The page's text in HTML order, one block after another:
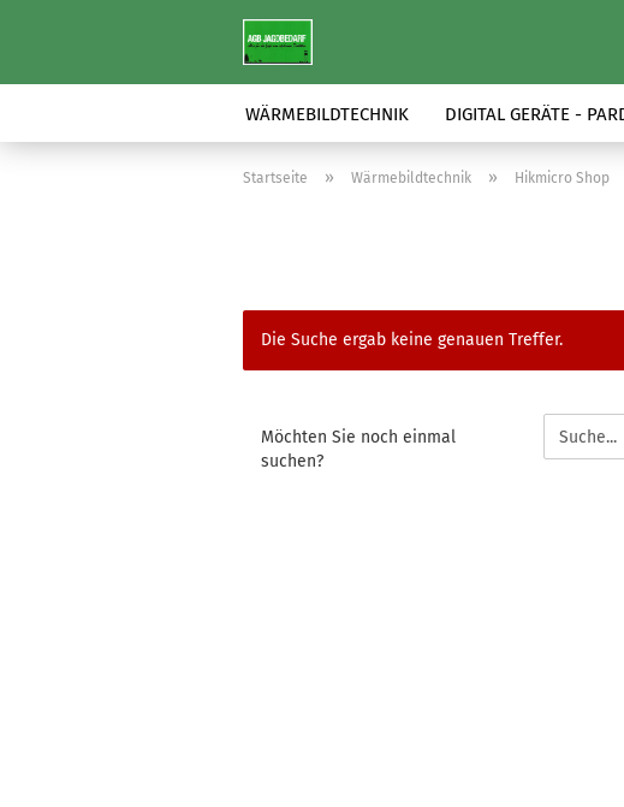
WÄRMEBILDTECHNIK DIGITAL GERÄTE -
Startseite » Wärmebildtechnik » Hikmicro Shop
Die Suche ergab keine genauen Treffer.
SIE
NOCH
Möchten Sie noch einmal
suchen?